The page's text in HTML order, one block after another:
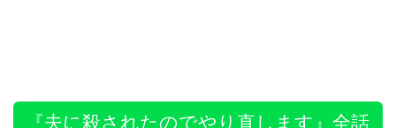
『夫に殺されたのでやり直します』全話